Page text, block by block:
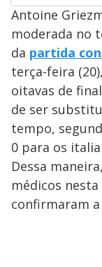
Antoine
moderada no
da partida
terça-feira
oitavas de
de ser
tempo,
0 para os
Dessa
médicos
confirmaram a